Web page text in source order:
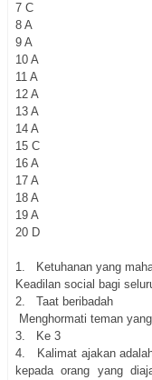
7 C
8 A
9 A
10 A
11 A
12 A
13 A
14 A
15 C
16 A
17 A
18 A
19 A
20 D
1.
Ketuhanan yang
Keadilan social bagi
2.
Taat beribadah
Menghormati teman
3.
Ke 3
4.
Kalimat ajakan
kepada orang